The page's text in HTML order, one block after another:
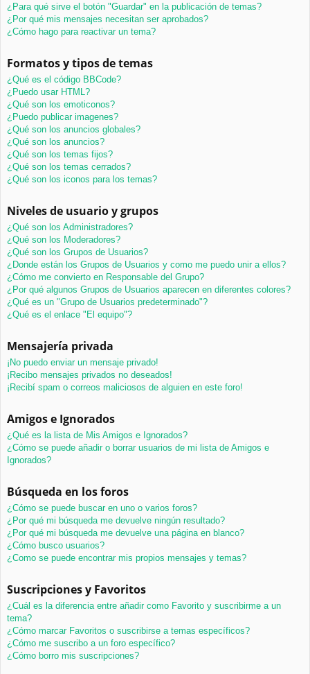
¿Para qué sirve el botón "Guardar" en la publicación de temas?
¿Por qué mis mensajes necesitan ser aprobados?
¿Cómo hago para reactivar un tema?
Formatos y tipos de temas
¿Qué es el código BBCode?
¿Puedo usar HTML?
¿Qué son los emoticonos?
¿Puedo publicar imagenes?
¿Qué son los anuncios globales?
¿Qué son los anuncios?
¿Qué son los temas fijos?
¿Qué son los temas cerrados?
¿Qué son los iconos para los temas?
Niveles de usuario y grupos
¿Qué son los Administradores?
¿Qué son los Moderadores?
¿Qué son los Grupos de Usuarios?
¿Donde están los Grupos de Usuarios y como me puedo unir a ellos?
¿Cómo me convierto en Responsable del Grupo?
¿Por qué algunos Grupos de Usuarios aparecen en diferentes colores?
¿Qué es un "Grupo de Usuarios predeterminado"?
¿Qué es el enlace "El equipo"?
Mensajería privada
¡No puedo enviar un mensaje privado!
¡Recibo mensajes privados no deseados!
¡Recibí spam o correos maliciosos de alguien en este foro!
Amigos e Ignorados
¿Qué es la lista de Mis Amigos e Ignorados?
¿Cómo se puede añadir o borrar usuarios de mi lista de Amigos e
Ignorados?
Búsqueda en los foros
¿Cómo se puede buscar en uno o varios foros?
¿Por qué mi búsqueda me devuelve ningún resultado?
¿Por qué mi búsqueda me devuelve una página en blanco?
¿Cómo busco usuarios?
¿Como se puede encontrar mis propios mensajes y temas?
Suscripciones y Favoritos
¿Cuál es la diferencia entre añadir como Favorito y suscribirme a un
tema?
¿Cómo marcar Favoritos o suscribirse a temas específicos?
¿Cómo me suscribo a un foro específico?
¿Cómo borro mis suscripciones?